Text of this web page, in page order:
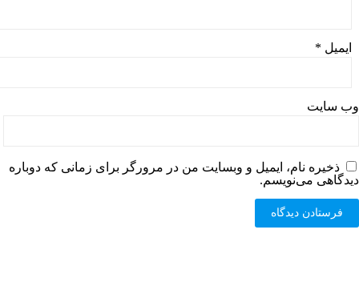
ایمیل *
وب‌ سایت
ذخیره نام، ایمیل و وبسایت من در مرورگر برای زمانی که دوباره
دیدگاهی می‌نویسم.